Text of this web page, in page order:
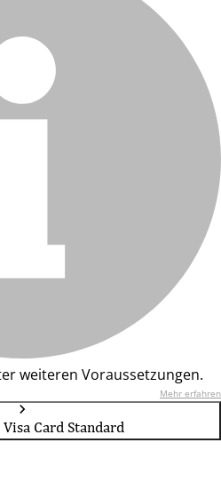
weiteren Voraussetzungen.
Mehr erfahren
Card Standard